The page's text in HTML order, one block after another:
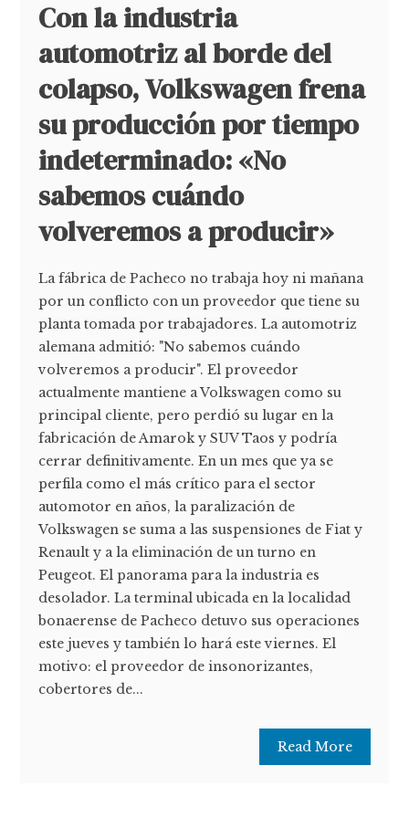
Con la industria
automotriz al borde del
colapso, Volkswagen frena
su producción por tiempo
indeterminado: «No
sabemos cuándo
volveremos a producir»
La fábrica de Pacheco no trabaja hoy ni mañana
por un conflicto con un proveedor que tiene su
planta tomada por trabajadores. La automotriz
alemana admitió: "No sabemos cuándo
volveremos a producir". El proveedor
actualmente mantiene a Volkswagen como su
principal cliente, pero perdió su lugar en la
fabricación de Amarok y SUV Taos y podría
cerrar definitivamente. En un mes que ya se
perfila como el más crítico para el sector
automotor en años, la paralización de
Volkswagen se suma a las suspensiones de Fiat y
Renault y a la eliminación de un turno en
Peugeot. El panorama para la industria es
desolador. La terminal ubicada en la localidad
bonaerense de Pacheco detuvo sus operaciones
este jueves y también lo hará este viernes. El
motivo: el proveedor de insonorizantes,
cobertores de...
Read More